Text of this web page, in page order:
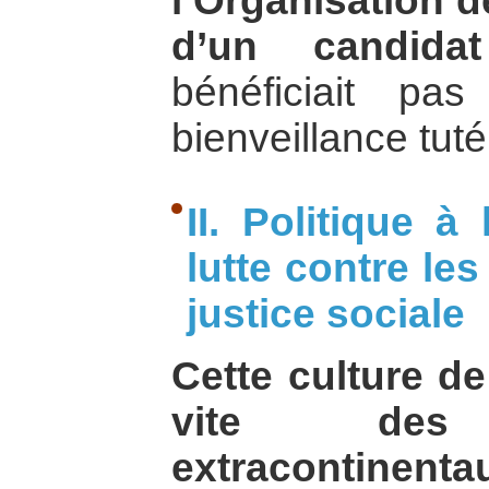
d’un
bénéficiait
bienveillance
II. Politique à
lutte contre
justice sociale
Cette culture
vite des